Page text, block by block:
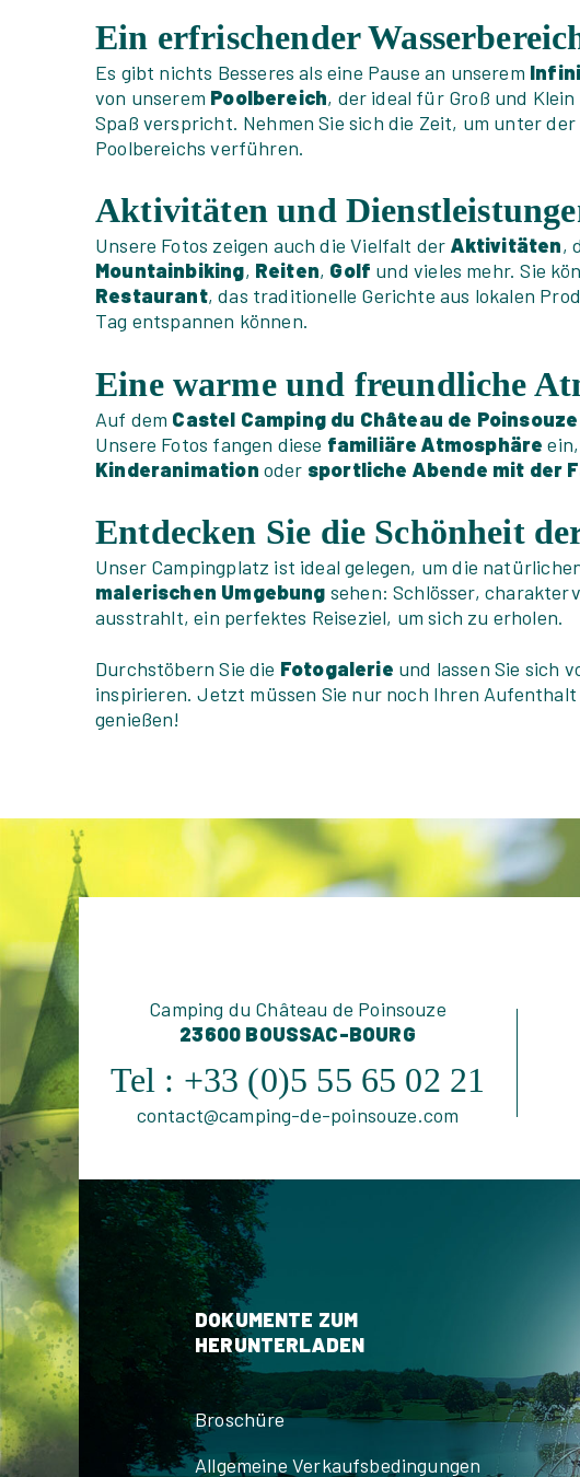
Ein erfrischender
Es gibt nichts Besseres als eine Pause an unserem
von unserem Poolbereich, der ideal für Groß und
Spaß verspricht. Nehmen Sie sich die Zeit, um unter
Poolbereichs verführen.
Aktivitäten und
Unsere Fotos zeigen auch die Vielfalt der Aktivitäten,
Mountainbiking, Reiten, Golf und vieles mehr. Sie
Restaurant, das traditionelle Gerichte aus lokalen
Tag entspannen können.
Eine warme und freundliche
Auf dem Castel Camping du Château de Poinsouze
Unsere Fotos fangen diese familiäre Atmosphäre
Kinderanimation oder sportliche Abende mit der
Entdecken Sie die Schönheit
Unser Campingplatz ist ideal gelegen, um die
malerischen Umgebung sehen: Schlösser,
ausstrahlt, ein perfektes Reiseziel, um sich zu erholen.
Durchstöbern Sie die Fotogalerie und lassen Sie sich
inspirieren. Jetzt müssen Sie nur noch Ihren
genießen!
Camping du Château de Poinsouze
23600 BOUSSAC-BOURG
Tel : +33 (0)5 55 65 02 21
contact@camping-de-poinsouze.com
DOKUMENTE ZUM
HERUNTERLADEN
Broschüre
Allgemeine Verkaufsbedingungen